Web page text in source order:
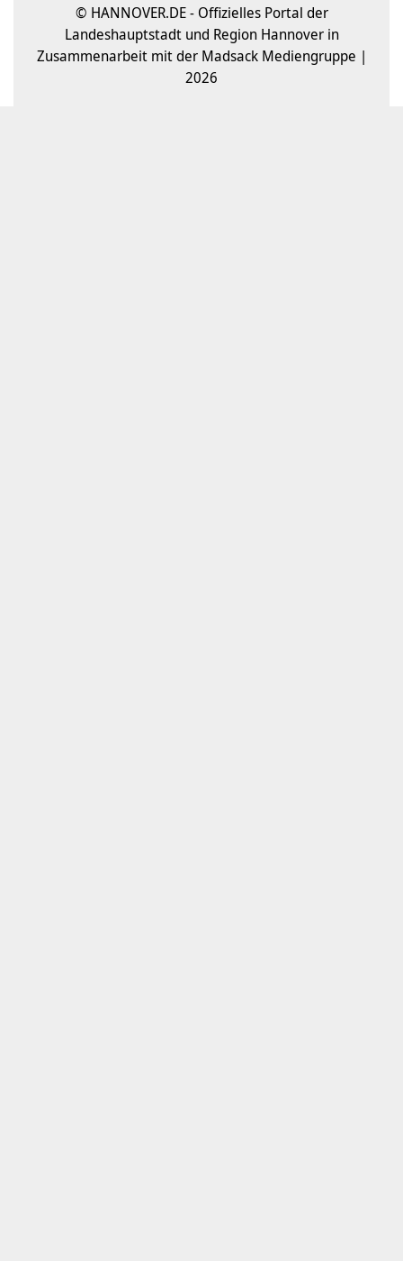
© HANNOVER.DE - Offizielles Portal der
Landeshauptstadt und Region Hannover in
Zusammenarbeit mit der Madsack Mediengruppe |
2026